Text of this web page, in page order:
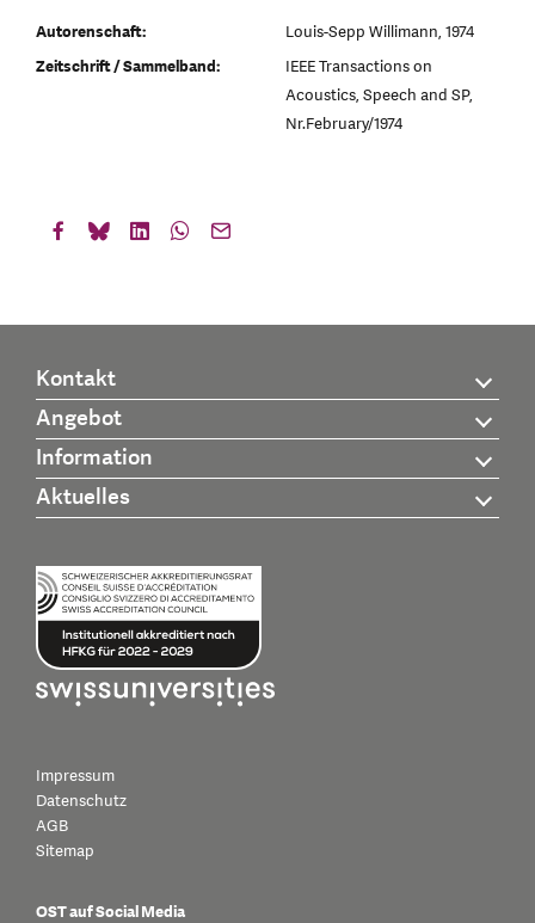
Autorenschaft:
Louis-Sepp Willimann, 1974
Zeitschrift / Sammelband:
IEEE Transactions on
Acoustics, Speech and SP,
Nr.February/1974
Kontakt
Angebot
Information
Aktuelles
Impressum
Datenschutz
AGB
Sitemap
OST auf Social Media